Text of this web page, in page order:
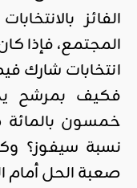
الفائز
انتخابات شارك
فكيف بمرشح
خمسون بالمائة
نسبة سيفوز؟
صعبة الحل أمام